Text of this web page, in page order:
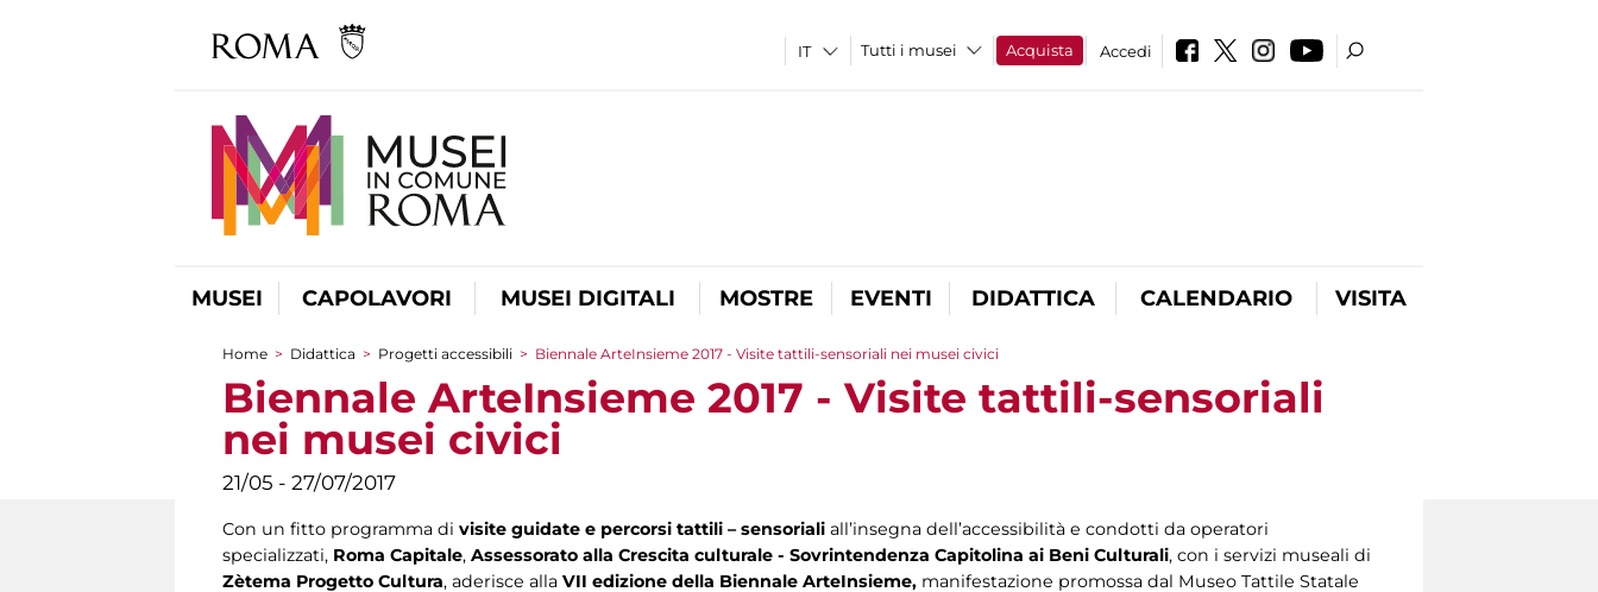
Tutti i musei Acquista Accedi
MUSEI CAPOLAVORI MUSEI DIGITALI MOSTRE EVENTI DIDATTICA CALENDARIO VISITA
Tu sei qui
Home > Didattica > Progetti accessibili > Biennale ArteInsieme 2017 - Visite tattili-sensoriali nei musei civici
Biennale ArteInsieme 2017 - Visite tattili-sensoriali
nei musei civici
21/05 - 27/07/2017
Con un fitto programma di visite guidate e percorsi tattili – sensoriali all’insegna dell’accessibilità e condotti da operatori
specializzati, Roma Capitale, Assessorato alla Crescita culturale - Sovrintendenza Capitolina ai Beni Culturali, con i servizi museali di
Zètema Progetto Cultura, aderisce alla VII edizione della Biennale ArteInsieme, manifestazione promossa dal Museo Tattile Statale